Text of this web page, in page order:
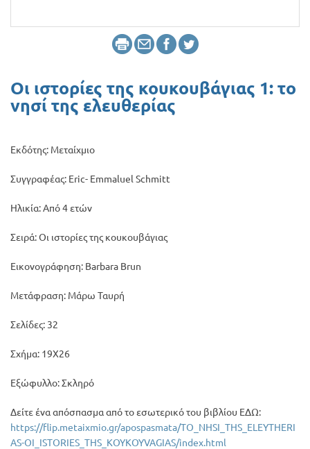
Οι ιστορίες της κουκουβάγιας 1: το
νησί της ελευθερίας
Εκδότης: Μεταίχμιο
Συγγραφέας: Eric- Emmaluel Schmitt
Ηλικία: Από 4 ετών
Σειρά: Οι ιστορίες της κουκουβάγιας
Εικονογράφηση: Barbara Brun
Μετάφραση: Μάρω Ταυρή
Σελίδες: 32
Σχήμα: 19Χ26
Εξώφυλλο: Σκληρό
Δείτε ένα απόσπασμα από το εσωτερικό του βιβλίου ΕΔΩ:
https://flip.metaixmio.gr/apospasmata/TO_NHSI_THS_ELEYTHERI
AS-OI_ISTORIES_THS_KOYKOYVAGIAS/index.html